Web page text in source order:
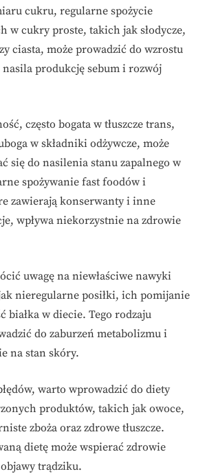
cukru, regularne spożycie
w cukry proste, takich jak słodycze,
ciasta, może prowadzić do wzrostu
produkcję sebum i rozwój
często bogata w tłuszcze trans,
w składniki odżywcze, może
się do nasilenia stanu zapalnego w
spożywanie fast foodów i
zawierają konserwanty i inne
wpływa niekorzystnie na zdrowie
uwagę na niewłaściwe nawyki
nieregularne posiłki, ich pomijanie
białka w diecie. Tego rodzaju
do zaburzeń metabolizmu i
na stan skóry.
warto wprowadzić do diety
produktów, takich jak owoce,
zboża oraz zdrowe tłuszcze.
dietę może wspierać zdrowie
trądziku.